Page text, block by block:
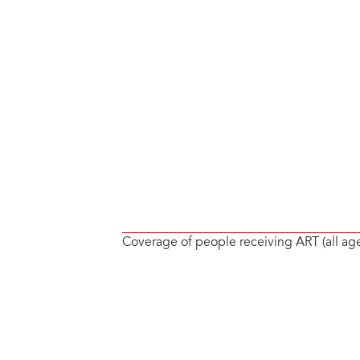
Coverage of people receiving ART (all